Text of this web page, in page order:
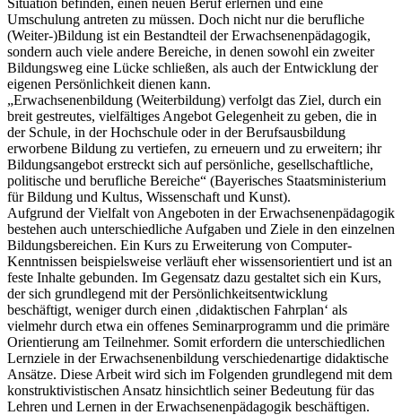
Umschulung antreten zu müssen. Doch nicht nur die berufliche
(Weiter-)Bildung ist ein Bestandteil der Erwachsenenpädagogik,
sondern auch viele andere Bereiche, in denen sowohl ein zweiter
Bildungsweg eine Lücke schließen, als auch der Entwicklung der
eigenen Persönlichkeit dienen kann.
„Erwachsenenbildung (Weiterbildung) verfolgt das Ziel, durch ein
breit gestreutes, vielfältiges Angebot Gelegenheit zu geben, die in
der Schule, in der Hochschule oder in der Berufsausbildung
erworbene Bildung zu vertiefen, zu erneuern und zu erweitern; ihr
Bildungsangebot erstreckt sich auf persönliche, gesellschaftliche,
politische und berufliche Bereiche“ (Bayerisches Staatsministerium
für Bildung und Kultus, Wissenschaft und Kunst).
Aufgrund der Vielfalt von Angeboten in der Erwachsenenpädagogik
bestehen auch unterschiedliche Aufgaben und Ziele in den einzelnen
Bildungsbereichen. Ein Kurs zu Erweiterung von Computer-
Kenntnissen beispielsweise verläuft eher wissensorientiert und ist an
feste Inhalte gebunden. Im Gegensatz dazu gestaltet sich ein Kurs,
der sich grundlegend mit der Persönlichkeitsentwicklung
beschäftigt, weniger durch einen ‚didaktischen Fahrplan‘ als
vielmehr durch etwa ein offenes Seminarprogramm und die primäre
Orientierung am Teilnehmer. Somit erfordern die unterschiedlichen
Lernziele in der Erwachsenenbildung verschiedenartige didaktische
Ansätze. Diese Arbeit wird sich im Folgenden grundlegend mit dem
konstruktivistischen Ansatz hinsichtlich seiner Bedeutung für das
Lehren und Lernen in der Erwachsenenpädagogik beschäftigen.